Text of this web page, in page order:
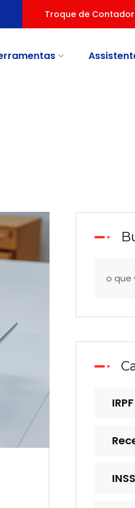
Troque de Contador
IRPF
INSS